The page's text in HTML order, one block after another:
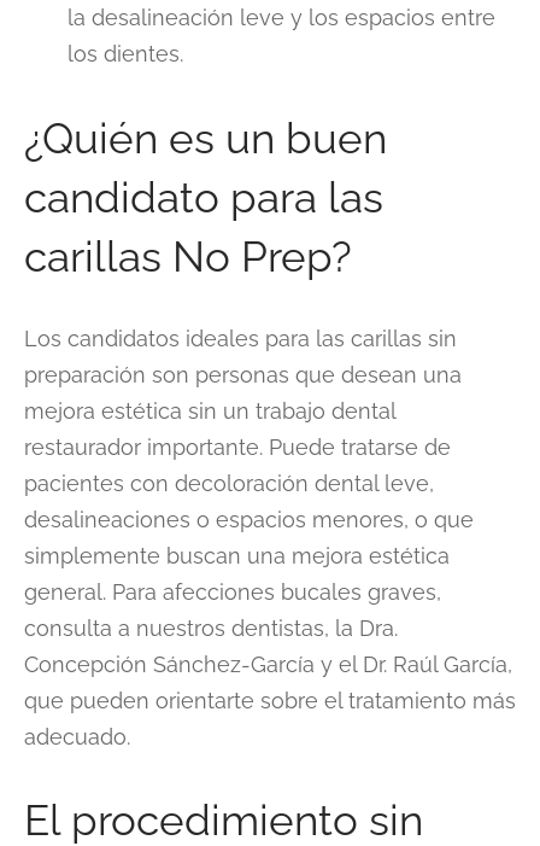
la desalineación leve y los espacios entre
los dientes.
¿Quién es un buen
candidato para las
carillas No Prep?
Los candidatos ideales para las carillas sin
preparación son personas que desean una
mejora estética sin un trabajo dental
restaurador importante. Puede tratarse de
pacientes con decoloración dental leve,
desalineaciones o espacios menores, o que
simplemente buscan una mejora estética
general. Para afecciones bucales graves,
consulta a nuestros dentistas, la Dra.
Concepción Sánchez-García y el Dr. Raúl García,
que pueden orientarte sobre el tratamiento más
adecuado.
El procedimiento sin